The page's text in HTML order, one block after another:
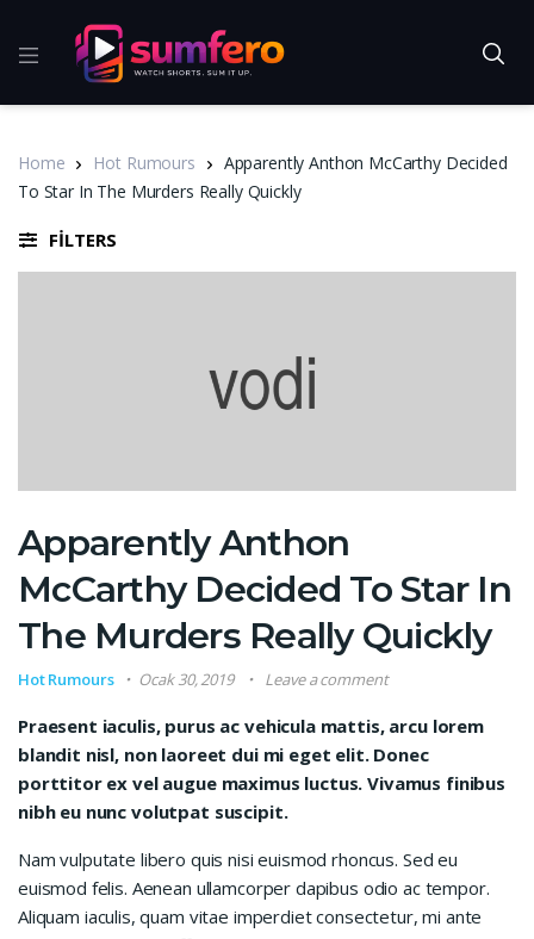
Home Hot Rumours
Apparently Anthon McCarthy Decided
To Star In The Murders Really Quickly
FILTERS
Apparently Anthon
McCarthy Decided To Star In
The Murders Really Quickly
Hot Rumours Ocak 30, 2019 Leave a comment
Praesent iaculis, purus ac vehicula mattis, arcu lorem
blandit nisl, non laoreet dui mi eget elit. Donec
porttitor ex vel augue maximus luctus. Vivamus finibus
nibh eu nunc volutpat suscipit.
Nam vulputate libero quis nisi euismod rhoncus. Sed eu
euismod felis. Aenean ullamcorper dapibus odio ac tempor.
Aliquam iaculis, quam vitae imperdiet consectetur, mi ante